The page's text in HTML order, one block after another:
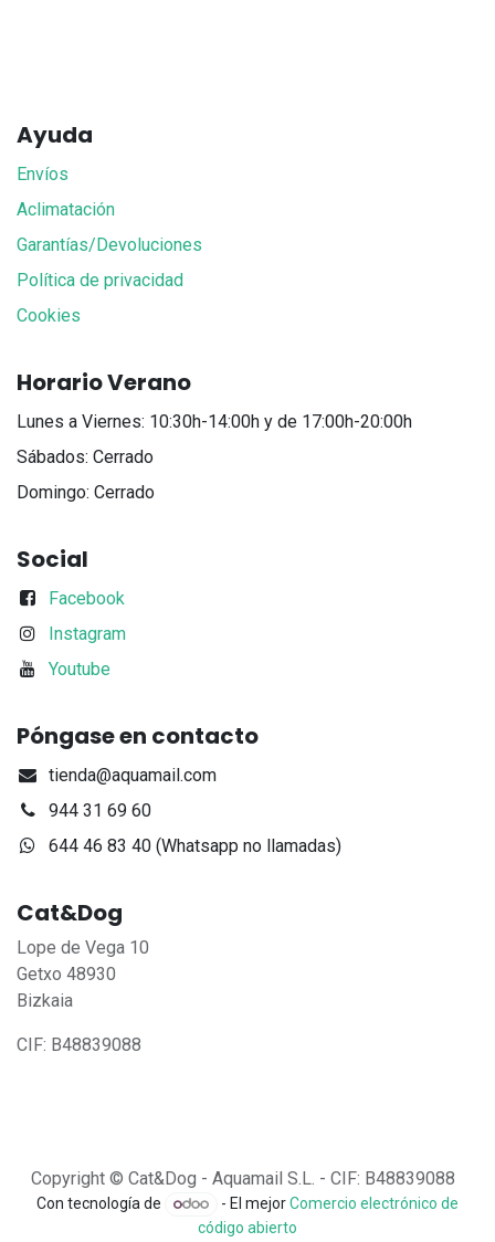
Ayuda
Envíos
Aclimatación
Garantías/Devoluciones
Política de privacidad
Cookies
Horario Verano
Lunes a Viernes: 10:30h-14:00h y de 17:00h-20:00h
Sábados: Cerrado
Domingo: Cerrado
Social
Facebook
Instagram
Youtube
Póngase en contacto
tienda@aquamail.com
944 31 69 60
644 46 83 40 (Whatsapp no llamadas)
Cat&Dog
Lope de Vega 10
Getxo 48930
Bizkaia
CIF: B48839088
Copyright © Cat&Dog - Aquamail S.L. - CIF: B48839088
Con tecnología de - El mejorComercio electrónico de
código abierto